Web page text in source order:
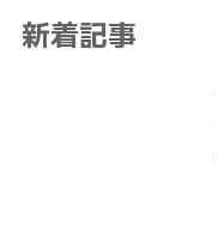
新着記事